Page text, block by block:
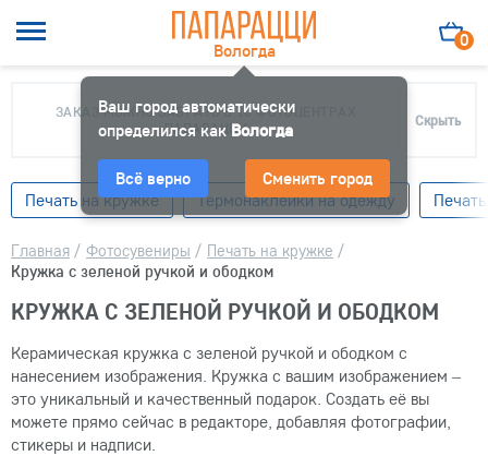
Вологда
Ваш город автоматически
определился как Вологда
Всё верно Сменить город
0
ЗАКАЗ МОЖНО ЗАБРАТЬ В 10 ФОТОЦЕНТРАХ
ПАПАРАЦЦИ
Скрыть
Печать на кружке Термонаклейки на одежду
Главная / Фотосувениры / Печать на кружке /
Кружка с зеленой ручкой и ободком
КРУЖКА С ЗЕЛЕНОЙ РУЧКОЙ И ОБОДКОМ
Керамическая кружка с зеленой ручкой и ободком с
нанесением изображения. Кружка с вашим изображением –
это уникальный и качественный подарок. Создать её вы
можете прямо сейчас в редакторе, добавляя фотографии,
стикеры и надписи.